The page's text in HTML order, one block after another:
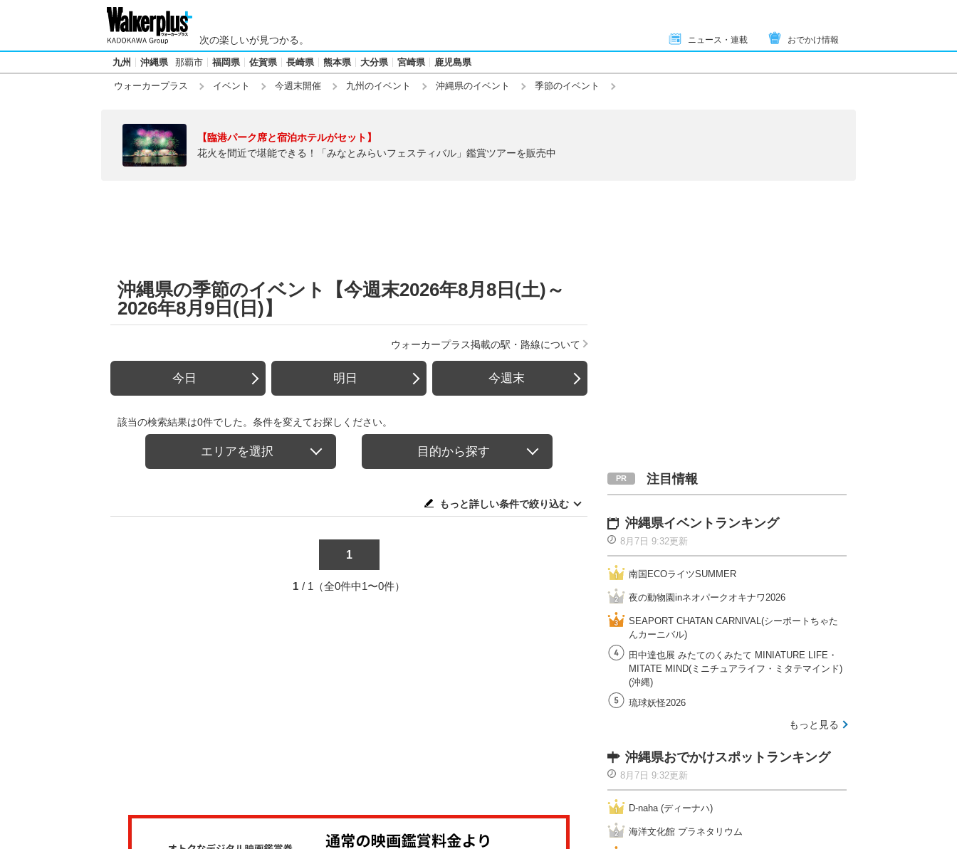
次の楽しいが見つかる。 ニュース・連載 おでかけ情報
九州 沖縄県 那覇市 福岡県 佐賀県 長崎県 熊本県 大分県 宮崎県 鹿児島県
ウォーカープラス イベント 今週末開催 九州のイベント 沖縄県のイベント 季節のイベント
【臨港パーク席と宿泊ホテルがセット】
花火を間近で堪能できる！「みなとみらいフェスティバル」鑑賞ツアーを販売中
沖縄県の季節のイベント【今週末2026年8月8日(土)～
2026年8月9日(日)】
ウォーカープラス掲載の駅・路線について
今日 明日 今週末
該当の検索結果は0件でした。条件を変えてお探しください。
エリアを選択 目的から探す
もっと詳しい条件で絞り込む
1
1 / 1（全0件中1〜0件）
注目情報
沖縄県イベントランキング
8月7日 9:32更新
南国ECOライツSUMMER
夜の動物園inネオパークオキナワ2026
SEAPORT CHATAN CARNIVAL(シーポートちゃた
んカーニバル)
田中達也展 みたてのくみたて MINIATURE LIFE・
MITATE MIND(ミニチュアライフ・ミタテマインド)
(沖縄)
琉球妖怪2026
もっと見る
沖縄県おでかけスポットランキング
8月7日 9:32更新
D-naha (ディーナハ)
海洋文化館 プラネタリウム